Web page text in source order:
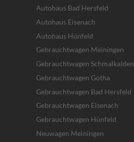
Autohaus Bad Hersfeld
Autohaus Eisenach
Autohaus Hünfeld
Gebrauchtwagen Meiningen
Gebrauchtwagen Schmalkalden
Gebrauchtwagen Gotha
Gebrauchtwagen Bad Hersfeld
Gebrauchtwagen Eisenach
Gebrauchtwagen Hünfeld
Neuwagen Meiningen